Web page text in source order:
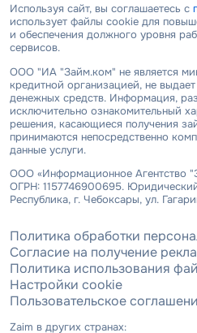
Используя сайт, вы соглашаетесь с
использует файлы cookie для
и обеспечения должного уровня
сервисов.
ООО "ИА "Займ.ком" не является
кредитной организацией, не
денежных средств. Информация,
исключительно ознакомительный
решения, касающиеся получения
принимаются непосредственно
данные услуги.
ООО «Информационное Агентство
ОГРН: 1157746900695.
Республика, г. Чебоксары, ул.
Политика обработки
Согласие на получение
Политика использования
Настройки cookie
Пользовательское
Zaim в других странах: